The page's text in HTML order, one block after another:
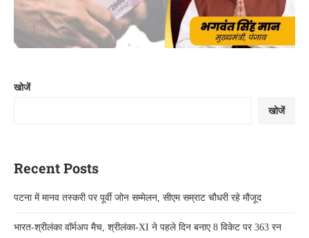
खोजें
खोजें
Recent Posts
पटना में मानव तस्करी पर पूर्वी जोन सम्मेलन, सीएम सम्राट चौधरी रहे मौजूद
भारत-श्रीलंका वॉर्मअप मैच, श्रीलंका-XI ने पहले दिन बनाए 8 विकेट पर 363 रन